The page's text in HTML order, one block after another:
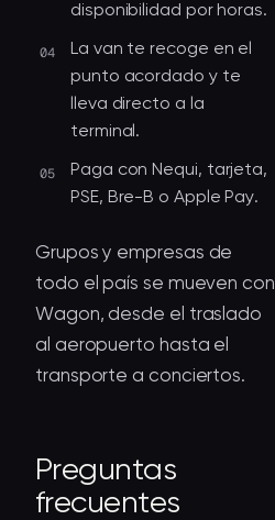
disponibilidad por horas.
La van te recoge en el
punto acordado y te
lleva directo a la
terminal.
Paga con Nequi, tarjeta,
PSE, Bre-B o Apple Pay.
Grupos y empresas de
todo el país se mueven con
Wagon, desde el traslado
al aeropuerto hasta el
transporte a conciertos.
Preguntas
frecuentes